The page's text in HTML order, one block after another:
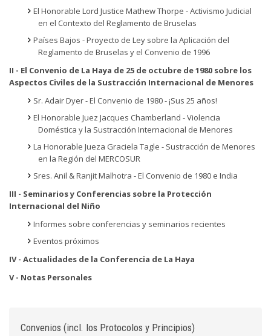
El Honorable Lord Justice Mathew Thorpe - Activismo Judicial
en el Contexto del Reglamento de Bruselas
Países Bajos - Proyecto de Ley sobre la Aplicación del
Reglamento de Bruselas y el Convenio de 1996
II - El Convenio de La Haya de 25 de octubre de 1980 sobre los
Aspectos Civiles de la Sustracción Internacional de Menores
Sr. Adair Dyer - El Convenio de 1980 - ¡Sus 25 años!
El Honorable Juez Jacques Chamberland - Violencia
Doméstica y la Sustracción Internacional de Menores
La Honorable Jueza Graciela Tagle - Sustracción de Menores
en la Región del MERCOSUR
Sres. Anil & Ranjit Malhotra - El Convenio de 1980 e India
III - Seminarios y Conferencias sobre la Protección
Internacional del Niño
Informes sobre conferencias y seminarios recientes
Eventos próximos
IV - Actualidades de la Conferencia de La Haya
V - Notas Personales
Convenios (incl. los Protocolos y Principios)